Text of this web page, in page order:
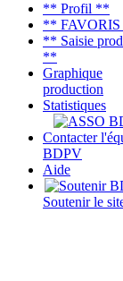
** Profil **
**
** Saisie
**
Graphique
production
Statistiques
Contacter
BDPV
Aide
Soutenir le